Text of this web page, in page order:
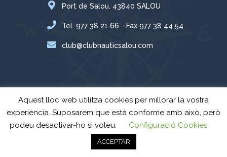
Port de Salou. 43840 SALOU
Tel. 977 38 21 66 - Fax 977 38 44 54
club@clubnauticsalou.com
© Tots els drets reservats - 2024 -
de privacitat.
Aquest lloc web utilitza cookies per millorar la vostra
experiència. Suposarem que està conforme amb això, però
podeu desactivar-ho si voleu.
Configuració Cookies
ACCEPTAR